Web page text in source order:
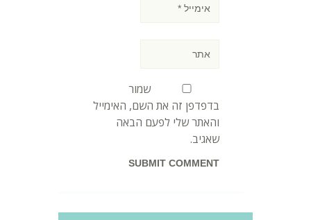
שמור
בדפדפן זה את השם, האימייל
והאתר שלי לפעם הבאה
שאגיב.